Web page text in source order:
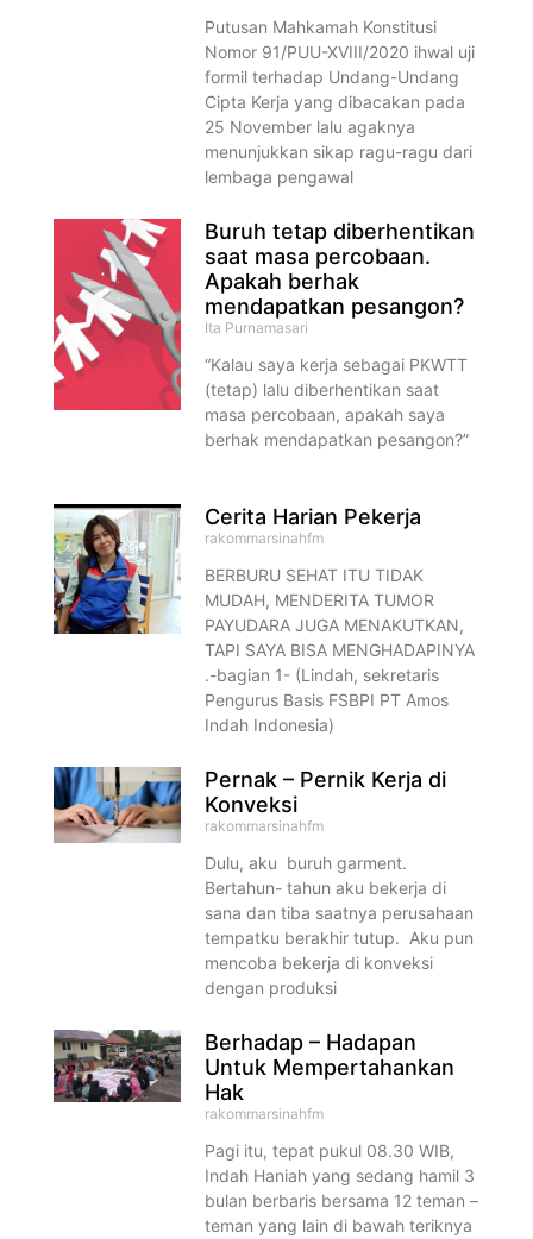
Putusan Mahkamah Konstitusi
Nomor 91/PUU-XVIII/2020 ihwal uji
formil terhadap Undang-Undang
Cipta Kerja yang dibacakan pada
25 November lalu agaknya
menunjukkan sikap ragu-ragu dari
lembaga pengawal
Buruh tetap diberhentikan
saat masa percobaan.
Apakah berhak
mendapatkan pesangon?
Ita Purnamasari
“Kalau saya kerja sebagai PKWTT
(tetap) lalu diberhentikan saat
masa percobaan, apakah saya
berhak mendapatkan pesangon?”
Cerita Harian Pekerja
rakommarsinahfm
BERBURU SEHAT ITU TIDAK
MUDAH, MENDERITA TUMOR
PAYUDARA JUGA MENAKUTKAN,
TAPI SAYA BISA MENGHADAPINYA
.-bagian 1- (Lindah, sekretaris
Pengurus Basis FSBPI PT Amos
Indah Indonesia)
Pernak – Pernik Kerja di
Konveksi
rakommarsinahfm
Dulu, aku buruh garment.
Bertahun- tahun aku bekerja di
sana dan tiba saatnya perusahaan
tempatku berakhir tutup. Aku pun
mencoba bekerja di konveksi
dengan produksi
Berhadap – Hadapan
Untuk Mempertahankan
Hak
rakommarsinahfm
Pagi itu, tepat pukul 08.30 WIB,
Indah Haniah yang sedang hamil 3
bulan berbaris bersama 12 teman –
teman yang lain di bawah teriknya